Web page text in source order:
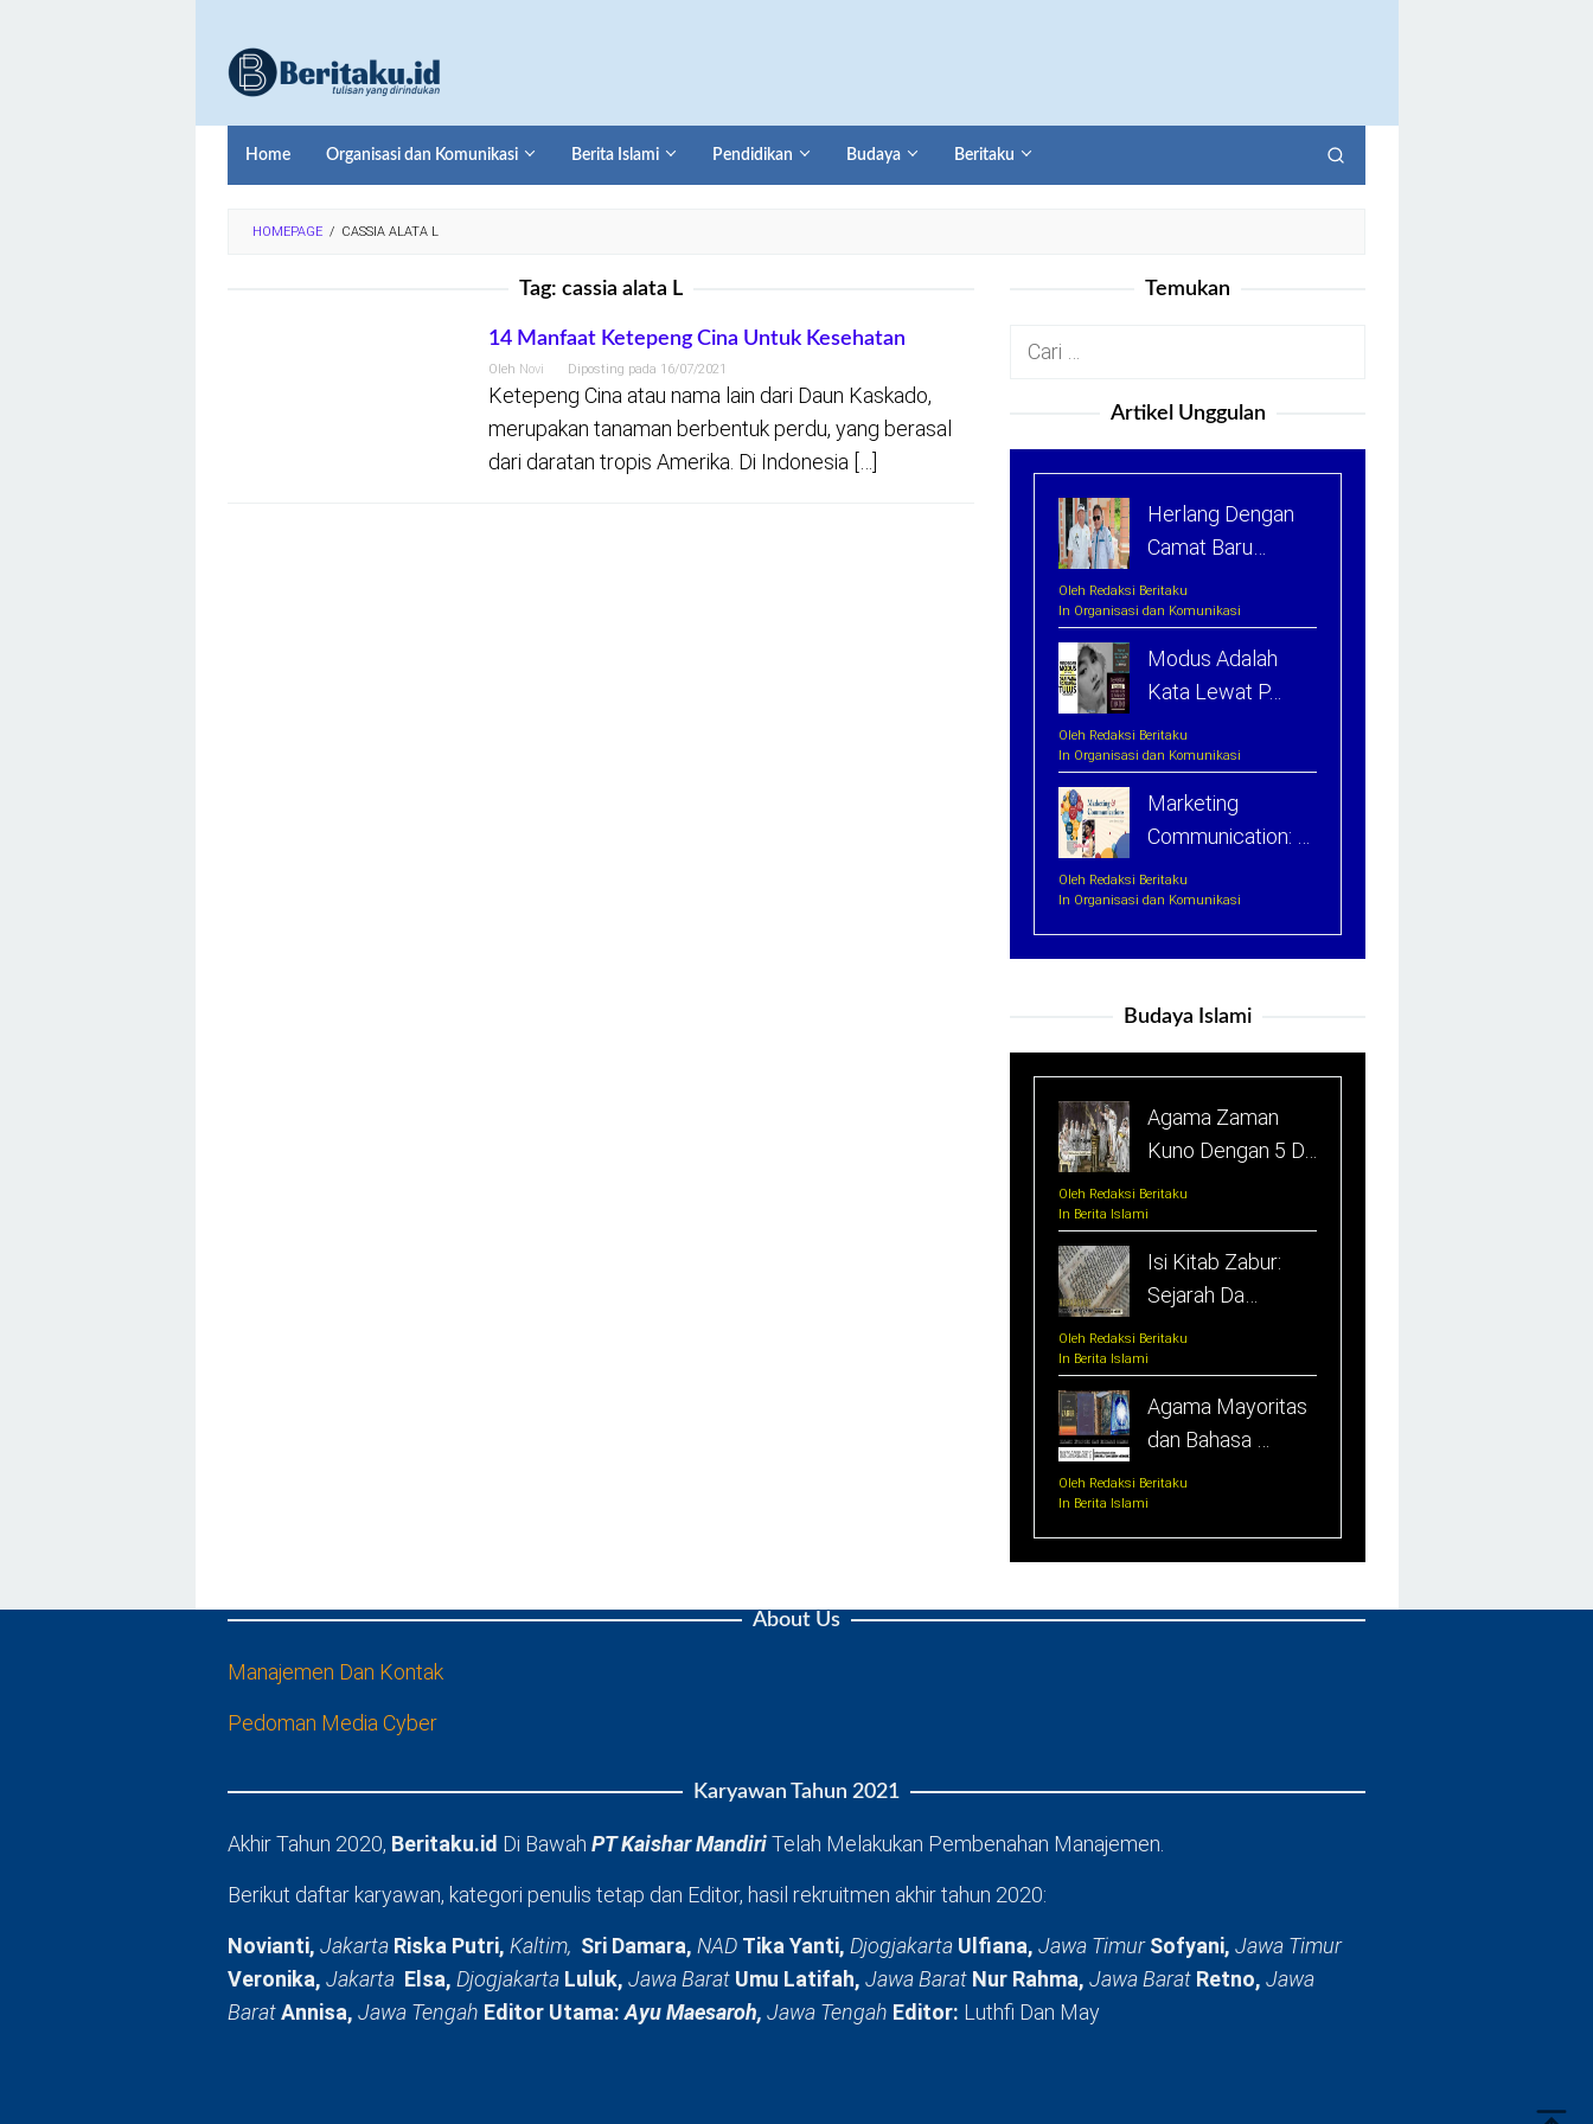
konten
Home Organisasi dan Komunikasi Berita Islami Pendidikan Budaya Beritaku
HOMEPAGE / CASSIA ALATA L
Tag: cassia alata L
14 Manfaat Ketepeng Cina Untuk Kesehatan
Oleh Novi Diposting pada 16/07/2021
Ketepeng Cina atau nama lain dari Daun Kaskado,
merupakan tanaman berbentuk perdu, yang berasal
dari daratan tropis Amerika. Di Indonesia […]
Temukan
Cari
Artikel Unggulan
Herlang Dengan
Camat Baru…
Oleh Redaksi Beritaku
In Organisasi dan Komunikasi
Modus Adalah
Kata Lewat P…
Oleh Redaksi Beritaku
In Organisasi dan Komunikasi
Marketing
Communication: …
Oleh Redaksi Beritaku
In Organisasi dan Komunikasi
Budaya Islami
Agama Zaman
Kuno Dengan 5 D…
Oleh Redaksi Beritaku
In Berita Islami
Isi Kitab Zabur:
Sejarah Da…
Oleh Redaksi Beritaku
In Berita Islami
Agama Mayoritas
dan Bahasa …
Oleh Redaksi Beritaku
In Berita Islami
About Us
Manajemen Dan Kontak
Pedoman Media Cyber
Karyawan Tahun 2021
Akhir Tahun 2020, Beritaku.id Di Bawah PT Kaishar MandiriTelah Melakukan Pembenahan Manajemen.
Berikut daftar karyawan, kategori penulis tetap dan Editor, hasil rekruitmen akhir tahun 2020:
Novianti, Jakarta Riska Putri, Kaltim, Sri Damara, NAD Tika Yanti, Djogjakarta Ulfiana, Jawa TimurSofyani, Jawa Timur
Veronika, Jakarta Elsa, Djogjakarta Luluk, Jawa Barat Umu Latifah, Jawa Barat Nur Rahma, Jawa Barat Retno, Jawa
BaratAnnisa, Jawa Tengah Editor Utama:Ayu Maesaroh, Jawa Tengah Editor: Luthfi Dan May